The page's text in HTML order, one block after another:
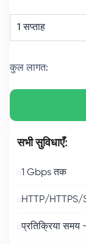
1 सप्ताह
कुल लागत:
सभी सुविधाएँ:
1 Gbps तक
HTTP/HTTPS/
प्रतिक्रिया